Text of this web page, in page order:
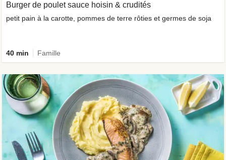
Burger de poulet sauce hoisin & crudités
petit pain à la carotte, pommes de terre rôties et germes de soja
40 min Famille